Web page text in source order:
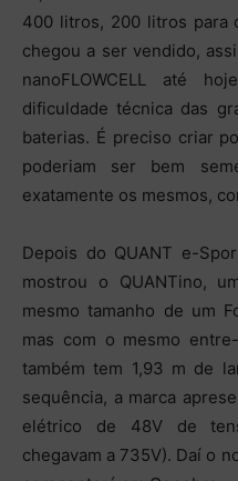
400 litros, 200 litros para
chegou a ser vendido,
nanoFLOWCELL até
dificuldade técnica das
baterias. É preciso criar
poderiam ser bem
exatamente os mesmos,
Depois do QUANT e-
mostrou o QUANTino,
mesmo tamanho de um
mas com o mesmo
também tem 1,93 m de
sequência, a marca
elétrico de 48V de
chegavam a 735V). Daí o